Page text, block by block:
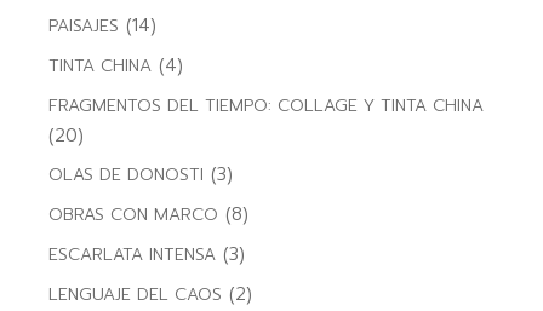
PAISAJES (14)
TINTA CHINA (4)
FRAGMENTOS DEL TIEMPO: COLLAGE Y TINTA CHINA
(20)
OLAS DE DONOSTI (3)
OBRAS CON MARCO (8)
ESCARLATA INTENSA (3)
LENGUAJE DEL CAOS (2)